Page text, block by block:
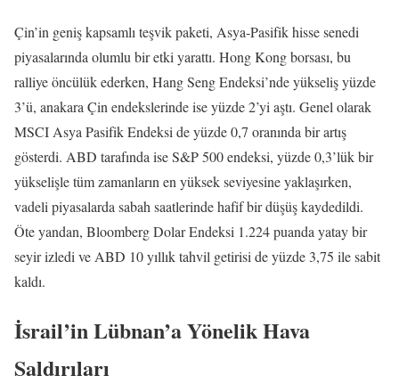
Çin’in geniş kapsamlı teşvik paketi, Asya-Pasifik hisse senedi
piyasalarında olumlu bir etki yarattı. Hong Kong borsası, bu
ralliye öncülük ederken, Hang Seng Endeksi’nde yükseliş yüzde
3’ü, anakara Çin endekslerinde ise yüzde 2’yi aştı. Genel olarak
MSCI Asya Pasifik Endeksi de yüzde 0,7 oranında bir artış
gösterdi. ABD tarafında ise S&P 500 endeksi, yüzde 0,3’lük bir
yükselişle tüm zamanların en yüksek seviyesine yaklaşırken,
vadeli piyasalarda sabah saatlerinde hafif bir düşüş kaydedildi.
Öte yandan, Bloomberg Dolar Endeksi 1.224 puanda yatay bir
seyir izledi ve ABD 10 yıllık tahvil getirisi de yüzde 3,75 ile sabit
kaldı.
İsrail’in Lübnan’a Yönelik Hava
Saldırıları